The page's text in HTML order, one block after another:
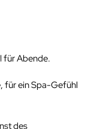
für Abende.
für ein Spa-Gefühl
des